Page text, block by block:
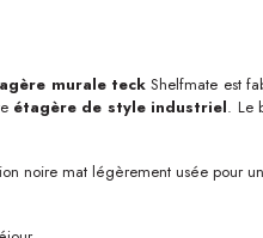
murale teck Shelfmate est
étagère de style industriel. Le
noire mat légèrement usée pour